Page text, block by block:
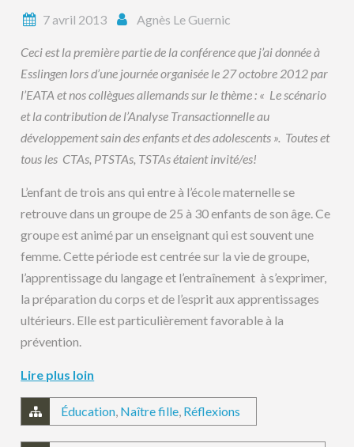
7 avril 2013 Agnès Le Guernic
Ceci est la première partie de la conférence que j’ai donnée à
Esslingen lors d’une journée organisée le 27 octobre 2012 par
l’EATA et nos collègues allemands sur le thème : « Le scénario
et la contribution de l’Analyse Transactionnelle au
développement sain des enfants et des adolescents ». Toutes et
tous les CTAs, PTSTAs, TSTAs étaient invité/es!
L’enfant de trois ans qui entre à l’école maternelle se
retrouve dans un groupe de 25 à 30 enfants de son âge. Ce
groupe est animé par un enseignant qui est souvent une
femme. Cette période est centrée sur la vie de groupe,
l’apprentissage du langage et l’entraînement à s’exprimer,
la préparation du corps et de l’esprit aux apprentissages
ultérieurs. Elle est particulièrement favorable à la
prévention.
Lire plus loin
Éducation, Naître fille, Réflexions